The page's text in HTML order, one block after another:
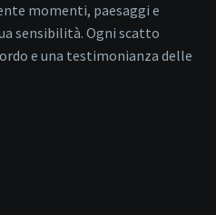
momenti, paesaggi e
sensibilità. Ogni scatto
e una testimonianza delle